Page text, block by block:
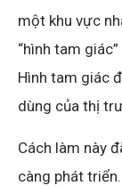
một khu vực
“hình tam
Hình tam giác
dùng của thị
Cách làm này
càng phát